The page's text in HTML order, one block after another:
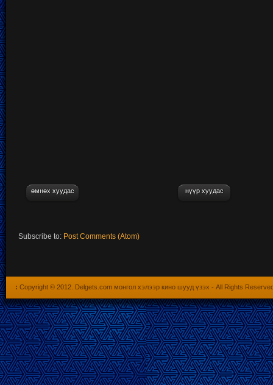
өмнөх хуудас нүүр хуудас
Subscribe to: Post Comments (Atom)
: Copyright © 2012. Delgets.com монгол хэлээр кино шууд үзэх - All Rights